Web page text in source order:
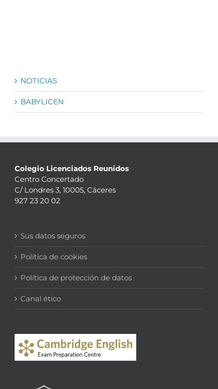
NOTICIAS
BABYLICEN
Colegio Licenciados Reunidos
Centro Concertado
C/ Londres 3, 10005, Cáceres
927 23 20 02
Sus datos seguros
Política de cookies
Política de protección de datos
Canal ético